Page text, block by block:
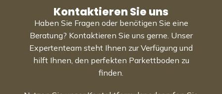
Kontaktieren Sie uns
Haben Sie Fragen oder benötigen Sie eine
Beratung? Kontaktieren Sie uns gerne. Unser
Expertenteam steht Ihnen zur Verfügung und
hilft Ihnen, den perfekten Parkettboden zu
finden.